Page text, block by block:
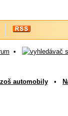
•
automobily •